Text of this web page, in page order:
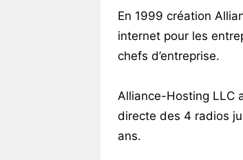
En 1999 création
internet pour les
chefs d’entreprise.
Alliance-Hosting LLC
directe des 4 radios
ans.